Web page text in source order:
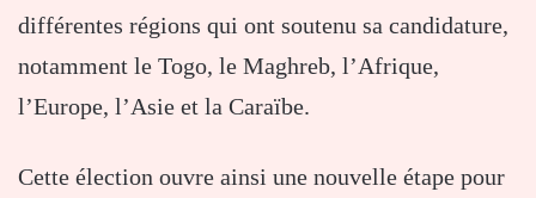
différentes régions qui ont soutenu sa candidature,
notamment le Togo, le Maghreb, l’Afrique,
l’Europe, l’Asie et la Caraïbe.
Cette élection ouvre ainsi une nouvelle étape pour